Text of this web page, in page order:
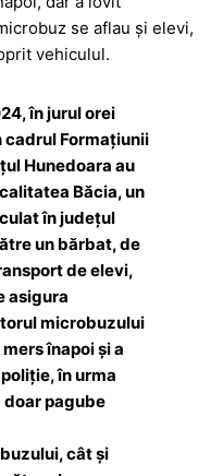
g
e
z
ă
se aflau și elevi,
vehiculul.
în jurul orei
Formațiunii
Hunedoara au
Băcia, un
în județul
un bărbat, de
de elevi,
asigura
microbuzului
înapoi și a
în urma
pagube
cât și